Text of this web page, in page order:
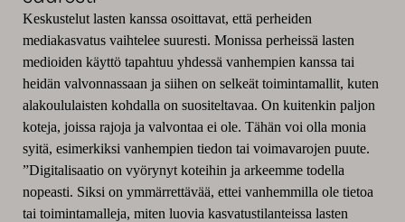
Keskustelut lasten kanssa osoittavat, että perheiden
mediakasvatus vaihtelee suuresti. Monissa perheissä lasten
medioiden käyttö tapahtuu yhdessä vanhempien kanssa tai
heidän valvonnassaan ja siihen on selkeät toimintamallit, kuten
alakoululaisten kohdalla on suositeltavaa. On kuitenkin paljon
koteja, joissa rajoja ja valvontaa ei ole. Tähän voi olla monia
syitä, esimerkiksi vanhempien tiedon tai voimavarojen puute.
”Digitalisaatio on vyörynyt koteihin ja arkeemme todella
nopeasti. Siksi on ymmärrettävää, ettei vanhemmilla ole tietoa
tai toimintamalleja, miten luovia kasvatustilanteissa lasten